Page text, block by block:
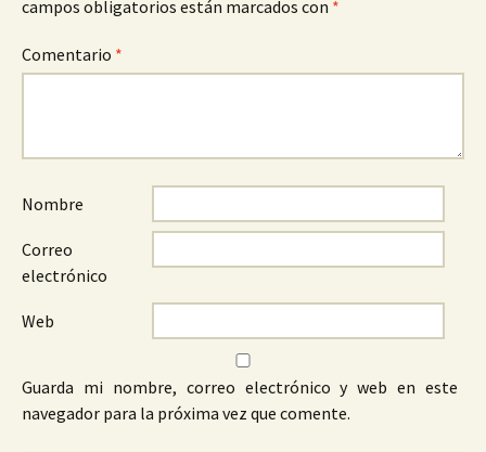
campos obligatorios están marcados con *
Comentario *
Nombre
Correo
electrónico
Web
Guarda mi nombre, correo electrónico y web en este
navegador para la próxima vez que comente.